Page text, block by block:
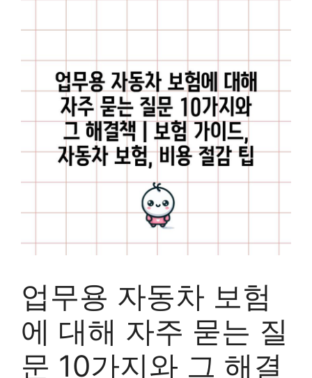
업무용 자동차 보험
에 대해 자주 묻는 질
문 10가지와 그 해결